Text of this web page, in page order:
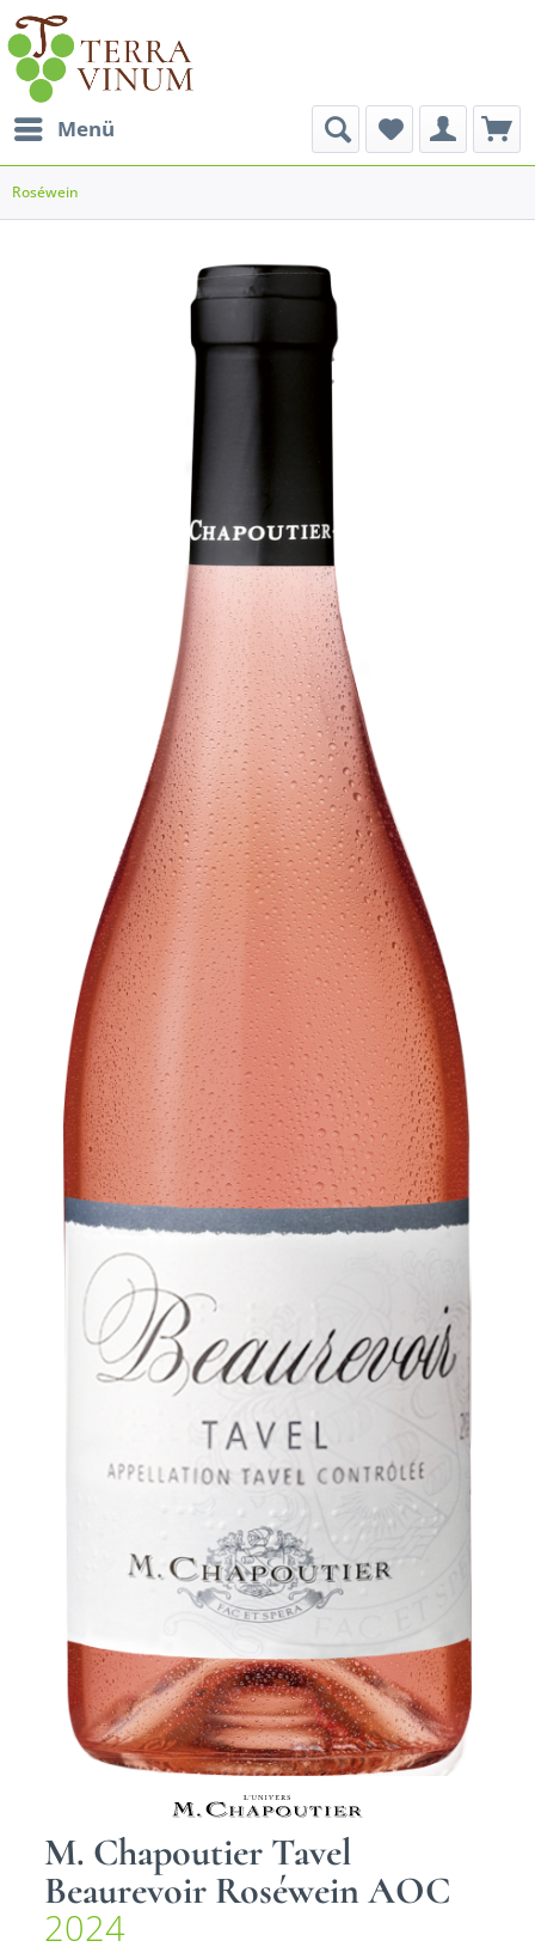
Menü
Roséwein
M. Chapoutier Tavel
Beaurevoir Roséwein AOC
2024